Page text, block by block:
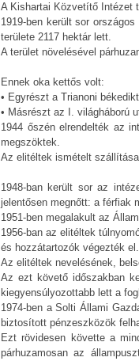
A Kishartai Közvetítő Intézet
1919-ben került sor
területe 2117 hektár lett.
A terület növelésével
Ennek oka kettős volt:
• Egyrészt a Trianoni
• Másrészt az I. világháború
1944 őszén elrendelték az
megszöktek.
Az elitéltek ismételt
1948-ban került sor az
jelentősen megnőtt: a férfiak
1951-ben megalakult az
1956-ban az elitéltek
és hozzátartozók végezték
Az elitéltek nevelésének,
Az ezt követő időszakban
kiegyensúlyozottabb lett a
1974-ben a Solti Állami
biztosított pénzeszközök
Ezt rövidesen követte a
párhuzamosan az